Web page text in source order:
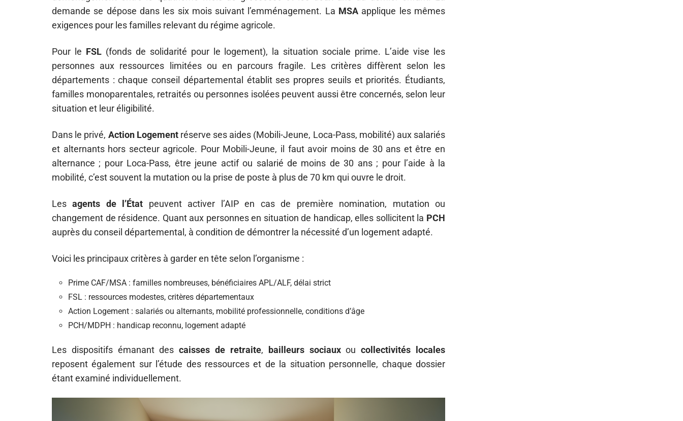
demande se dépose dans les six mois suivant l’emménagement. La MSA applique les mêmes
exigences pour les familles relevant du régime agricole.
Pour le FSL(fonds de solidarité pour le logement), la situation sociale prime. L’aide vise les
personnes aux ressources limitées ou en parcours fragile. Les critères diffèrent selon les
départements : chaque conseil départemental établit ses propres seuils et priorités. Étudiants,
familles monoparentales, retraités ou personnes isolées peuvent aussi être concernés, selon leur
situation et leur éligibilité.
Dans le privé, Action Logementréserve ses aides (Mobili-Jeune, Loca-Pass, mobilité) aux salariés
et alternants hors secteur agricole. Pour Mobili-Jeune, il faut avoir moins de 30 ans et être en
alternance ; pour Loca-Pass, être jeune actif ou salarié de moins de 30 ans ; pour l’aide à la
mobilité, c’est souvent la mutation ou la prise de poste à plus de 70 km qui ouvre le droit.
Lesagents de l’État peuvent activer l’AIP en cas de première nomination, mutation ou
changement de résidence. Quant aux personnes en situation de handicap, elles sollicitent la PCH
auprès du conseil départemental, à condition de démontrer la nécessité d’un logement adapté.
Voici les principaux critères à garder en tête selon l’organisme :
Prime CAF/MSA : familles nombreuses, bénéficiaires APL/ALF, délai strict
FSL : ressources modestes, critères départementaux
Action Logement : salariés ou alternants, mobilité professionnelle, conditions d’âge
PCH/MDPH : handicap reconnu, logement adapté
Les dispositifs émanant descaisses de retraite, bailleurs sociauxoucollectivités locales
reposent également sur l’étude des ressources et de la situation personnelle, chaque dossier
étant examiné individuellement.